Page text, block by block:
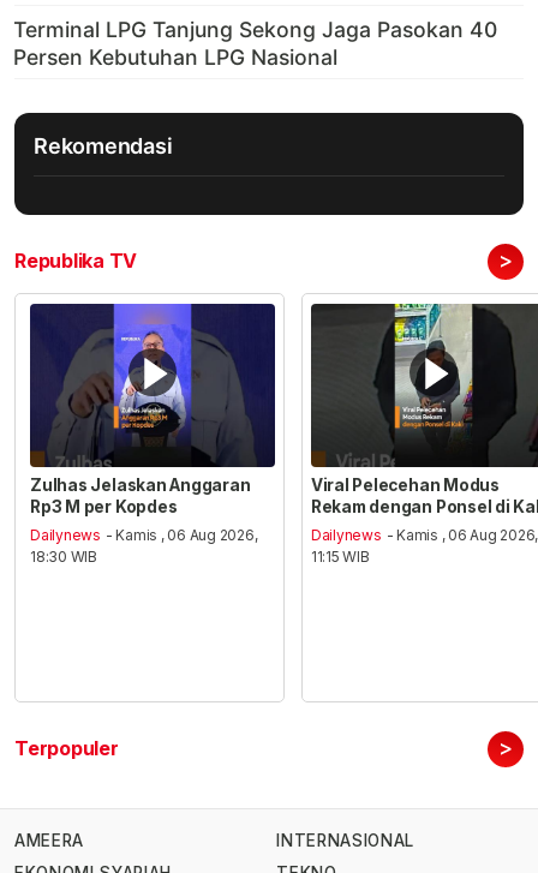
Rekomendasi
Republika TV >
Zulhas Jelaskan Anggaran
Rp3 M per Kopdes
Dailynews - Kamis , 06 Aug 2026,
18:30 WIB
Viral Pelecehan Modus
Rekam dengan Ponsel di
Dailynews - Kamis , 06 Aug 2026,
11:15 WIB
Terpopuler >
AMEERA
INTERNASIONAL